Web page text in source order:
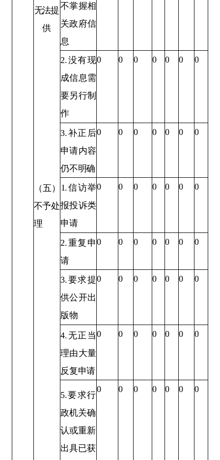
无法提
供
不掌握相
关政府信
息
2.没有现
成信息需
要另行制
作
0 0 0 0 0 0 0
3.补正后
申请内容
仍不明确
0 0 0 0 0 0 0
（五）
不予处
理
1.信访举
报投诉类
申请
0 0 0 0 0 0 0
2.重复申
请
0 0 0 0 0 0 0
3.要求提
供公开出
版物
0 0 0 0 0 0 0
4. 无正当
理由大量
反复申请
0 0 0 0 0 0 0
5.要求行
政机关确
认或重新
出具已获
0 0 0 0 0 0 0